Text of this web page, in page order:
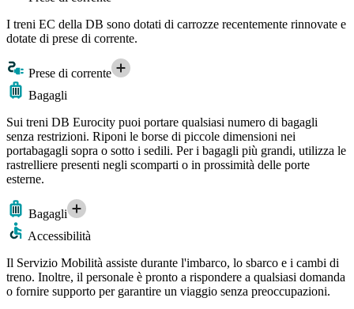
I treni EC della DB sono dotati di carrozze recentemente rinnovate e
dotate di prese di corrente.
Prese di corrente
Bagagli
Sui treni DB Eurocity puoi portare qualsiasi numero di bagagli
senza restrizioni. Riponi le borse di piccole dimensioni nei
portabagagli sopra o sotto i sedili. Per i bagagli più grandi, utilizza le
rastrelliere presenti negli scomparti o in prossimità delle porte
esterne.
Bagagli
Accessibilità
Il Servizio Mobilità assiste durante l'imbarco, lo sbarco e i cambi di
treno. Inoltre, il personale è pronto a rispondere a qualsiasi domanda
o fornire supporto per garantire un viaggio senza preoccupazioni.